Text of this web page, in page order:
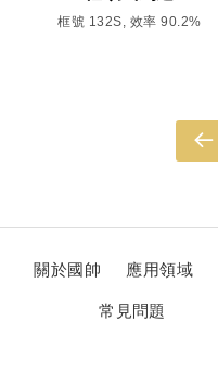
框號 132S, 效率 90.2%
關於國帥 應用領域
常見問題